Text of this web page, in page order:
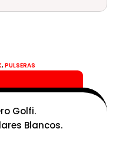
, PULSERAS
Golfi.
Blancos.